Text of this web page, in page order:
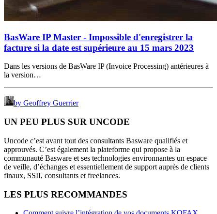
BasWare IP Master - Impossible d'enregistrer la
facture si la date est supérieure au 15 mars 2023
Dans les versions de BasWare IP (Invoice Processing) antérieures à
la version…
by Geoffrey Guerrier
UN PEU PLUS SUR UNCODE
Uncode c’est avant tout des consultants Basware qualifiés et
approuvés. C’est également la plateforme qui propose à la
communauté Basware et ses technologies environnantes un espace
de veille, d’échanges et essentiellement de support auprès de clients
finaux, SSII, consultants et freelances.
LES PLUS RECOMMANDES